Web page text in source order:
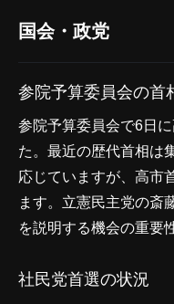
国会・政党
参院予算委員会の首
参院予算委員会で6日
た。最近の歴代首相は
応じていますが、高市
ます。立憲民主党の斎
を説明する機会の重要
社民党首選の状況